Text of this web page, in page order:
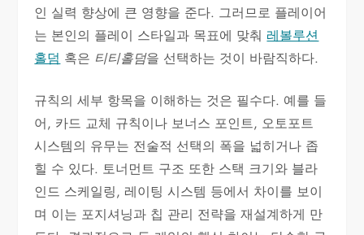
인 실력 향상에 큰 영향을 준다. 그러므로 플레이어
는 본인의 플레이 스타일과 목표에 맞춰 레볼루션
홀덤 혹은 티티홀덤을 선택하는 것이 바람직하다.
규칙의 세부 항목을 이해하는 것은 필수다. 예를 들
어, 카드 교체 규칙이나 보너스 포인트, 오토포트
시스템의 유무는 전술적 선택의 폭을 넓히거나 좁
힐 수 있다. 토너먼트 구조 또한 스택 크기와 블라
인드 스케일링, 레이팅 시스템 등에서 차이를 보이
며 이는 포지셔닝과 칩 관리 전략을 재설계하게 만